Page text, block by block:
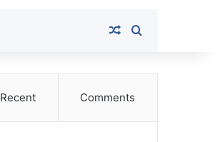
Random Article
Recent Comments